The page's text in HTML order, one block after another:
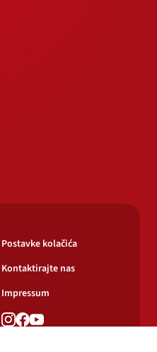
Postavke kolačića
Kontaktirajte nas
Impressum